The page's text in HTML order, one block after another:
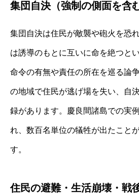
集団自決（強制の側面を含
集団自決は住民が敵襲や砲火を恐
は誘導のもとに互いに命を絶つと
命令の有無や責任の所在を巡る論
の地域で住民が逃げ場を失い、自
録があります。慶良間諸島での実
れ、数百名単位の犠牲が出たこと
す。
住民の避難・生活崩壊・戦